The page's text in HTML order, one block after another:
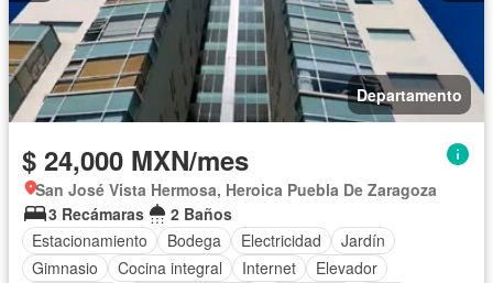
Departamento
$ 24,000 MXN/mes
San José Vista Hermosa, Heroica Puebla De Zaragoza
3 Recámaras
2 Baños
Estacionamiento
Bodega Electricidad
Jardín
Gimnasio
Cocina integral Internet
Elevador